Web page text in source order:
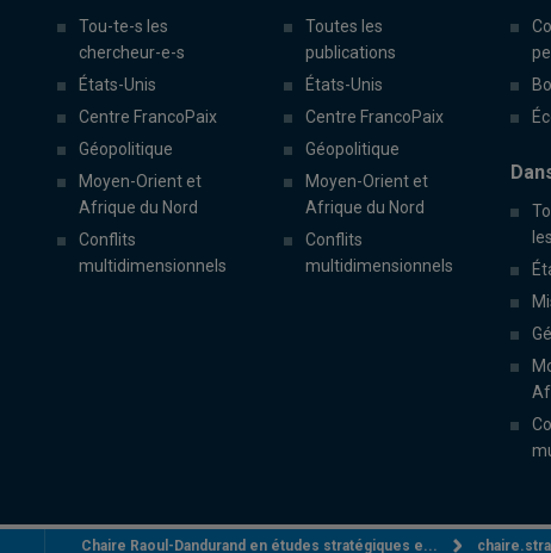
Tou-te-s les
chercheur-e-s
États-Unis
Centre FrancoPaix
Géopolitique
Moyen-Orient et
Afrique du Nord
Conflits
multidimensionnels
Toutes les
publications
États-Unis
Centre FrancoPaix
Géopolitique
Moyen-Orient et
Afrique du Nord
Conflits
multidimensionnels
Chaire Raoul-Dandurand en études stratégiques e...